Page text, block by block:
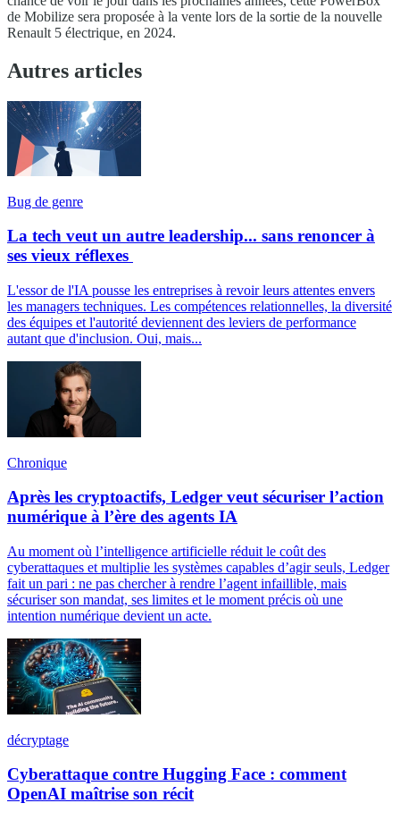
de Mobilize sera proposée à la vente lors de la sortie de la nouvelle
Renault 5 électrique, en 2024.
Autres articles
Bug de genre
La tech veut un autre leadership... sans renoncer à
ses vieux réflexes
L'essor de l'IA pousse les entreprises à revoir leurs attentes envers
les managers techniques. Les compétences relationnelles, la diversité
des équipes et l'autorité deviennent des leviers de performance
autant que d'inclusion. Oui, mais...
Chronique
Après les cryptoactifs, Ledger veut sécuriser l’action
numérique à l’ère des agents IA
Au moment où l’intelligence artificielle réduit le coût des
cyberattaques et multiplie les systèmes capables d’agir seuls, Ledger
fait un pari : ne pas chercher à rendre l’agent infaillible, mais
sécuriser son mandat, ses limites et le moment précis où une
intention numérique devient un acte.
décryptage
Cyberattaque contre Hugging Face : comment
OpenAI maîtrise son récit